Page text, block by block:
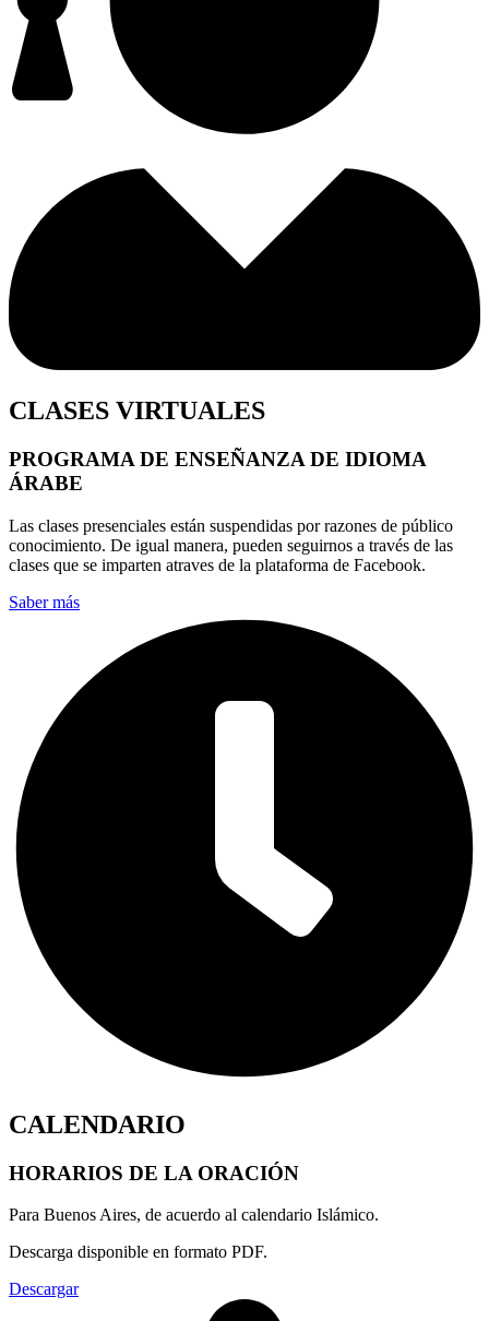
CLASES VIRTUALES
PROGRAMA DE ENSEÑANZA DE IDIOMA
ÁRABE
Las clases presenciales están suspendidas por razones de público
conocimiento. De igual manera, pueden seguirnos a través de las
clases que se imparten atraves de la plataforma de Facebook.
Saber más
CALENDARIO
HORARIOS DE LA ORACIÓN
Para Buenos Aires, de acuerdo al calendario Islámico.
Descarga disponible en formato PDF.
Descargar